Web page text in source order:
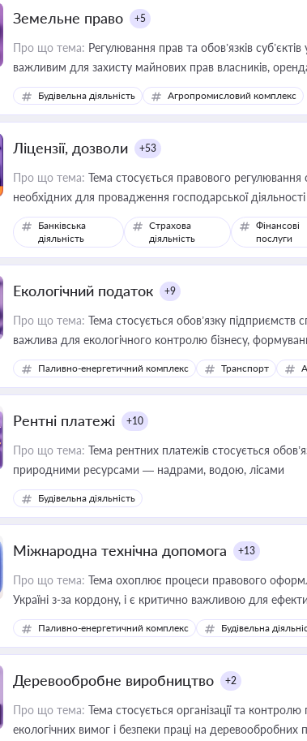
Земельне право +5
Про що тема: Регулювання прав та обов’язків
важливим для захисту майнових прав власників,
ресурсами
Будівельна діяльність Агропромисловий комплекс
Ліцензії, дозволи +53
Про що тема: Тема стосується правового
необхідних для провадження господарської діяльності
Банківська
діяльність
Страхова
діяльність
Фінансові
послуги
Екологічний податок +9
Про що тема: Тема стосується обов’язку підприємств
важлива для екологічного контролю бізнесу,
законодавства
Паливно-енергетичний комплекс Транспорт
Рентні платежі +10
Про що тема: Тема рентних платежів стосується
природними ресурсами — надрами, водою, лісами
Будівельна діяльність
Міжнародна технічна допомога +13
Про що тема: Тема охоплює процеси правового
Україні з-за кордону, і є критично важливою для
інфраструктурних проєктів
Паливно-енергетичний комплекс Будівельна
Деревообробне виробництво +2
Про що тема: Тема стосується організації та
екологічних вимог і безпеки праці на деревообробних